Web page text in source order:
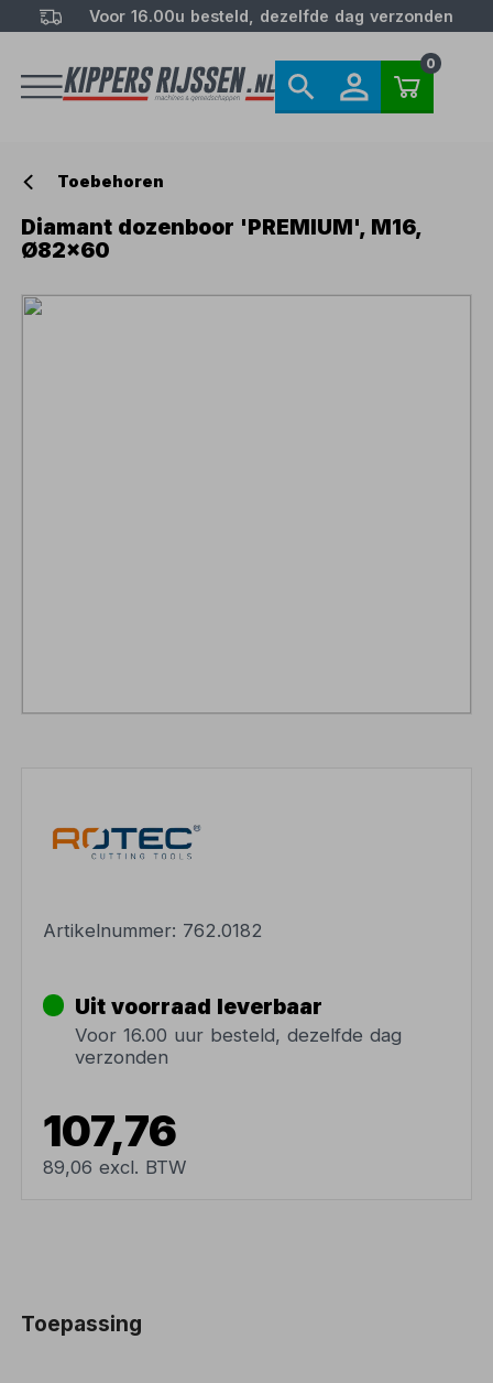
Voor 16.00u besteld, dezelfde dag verzonden
0
Toebehoren
Diamant dozenboor 'PREMIUM', M16,
Ø82x60
Artikelnummer: 762.0182
Uit voorraad leverbaar
Voor 16.00 uur besteld, dezelfde dag
verzonden
107,76
89,06 excl. BTW
Toepassing